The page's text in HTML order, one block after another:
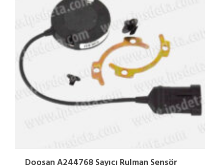
Doosan A244768 Sayıcı Rulman Sensör